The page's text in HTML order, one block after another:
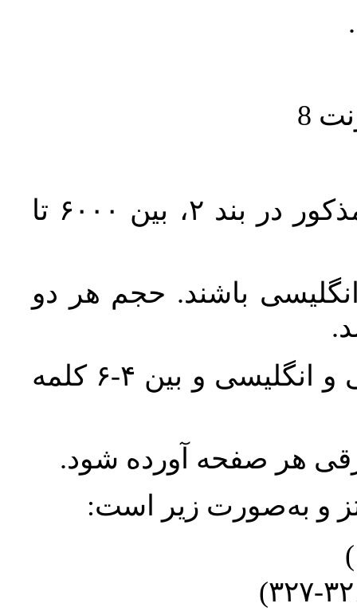
حجم کل مقاله با احتساب تمام بخش‌های مذکور در بند ۲، بین ۶۰۰۰ تا
باشند. حجم هر دو
واژگان کلیدی بلافاصله پس از چکیده فارسی و انگلیسی و بین ۴-۶ کلمه
هر صفحه آورده شود.
و به‌صورت زیر است: